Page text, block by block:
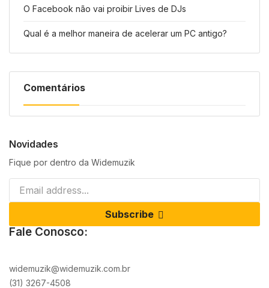
O Facebook não vai proibir Lives de DJs
Qual é a melhor maneira de acelerar um PC antigo?
Comentários
Novidades
Fique por dentro da Widemuzik
Subscribe
Fale Conosco:
widemuzik@widemuzik.com.br
(31) 3267-4508